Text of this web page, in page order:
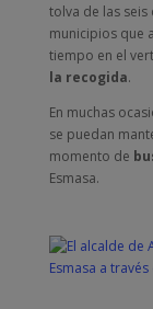
tolva de las
municipios que
tiempo en el
la recogida.
En muchas
se puedan
momento de
Esmasa.